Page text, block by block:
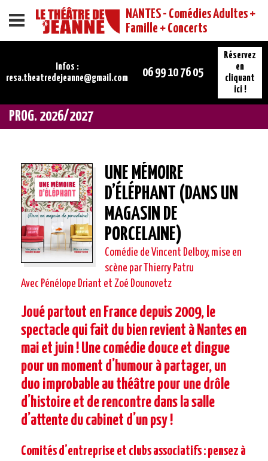
Menu
NANTES - Comédies Adultes +
Famille + Concerts
Infos :
resa.theatredejeanne@gmail.com
06 99 10 76 05
Réservez
en
cliquant
ici !
PROG. 2026/2027
UNE MÉMOIRE
D’ÉLÉPHANT (DANS UN
MAGASIN DE
PORCELAINE)
Comédie de Vincent Delboy, mise en
scène par Thierry Patru
Avec Pénélope Driant et Zoé Dounovetz
Joué partout en France depuis 2009, le
spectacle qui fait du bien revient à Nantes en
mai et juin !Une comédie douce et dingue
pour un moment d’humour à partager, un
duo improbable au théâtre pour une drôle
d’histoire et de rencontre dans la salle
d’attente du cabinet d’un psy !
Comités d’entreprise et clubs associatifs : pensez à